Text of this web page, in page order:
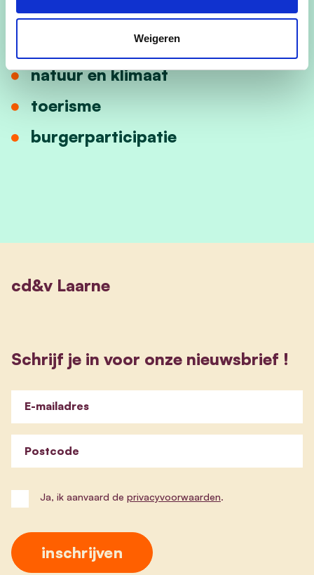
Weigeren
jeugd
verenigingsleven
natuur en klimaat
toerisme
burgerparticipatie
cd&v Laarne
Schrijf je in voor onze nieuwsbrief !
E-mailadres
Postcode
Ja, ik aanvaard de privacyvoorwaarden.